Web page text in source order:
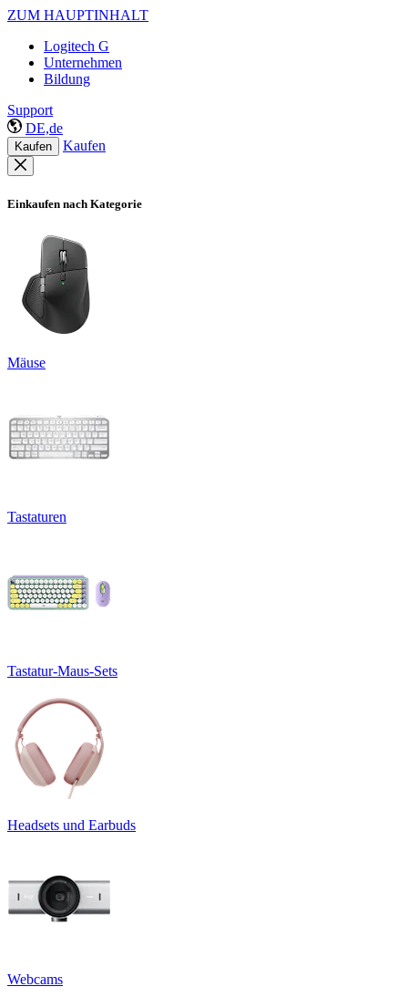
ZUM HAUPTINHALT
Logitech G
Unternehmen
Bildung
Support
DE,de
Kaufen Kaufen
Einkaufen nach Kategorie
Mäuse
Tastaturen
Tastatur-Maus-Sets
Headsets und Earbuds
Webcams